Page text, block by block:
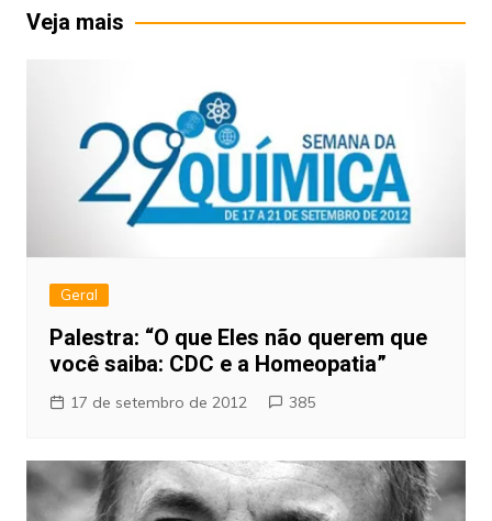
Post
Veja mais
Geral
Palestra: “O que Eles não querem que
você saiba: CDC e a Homeopatia”
17 de setembro de 2012 385